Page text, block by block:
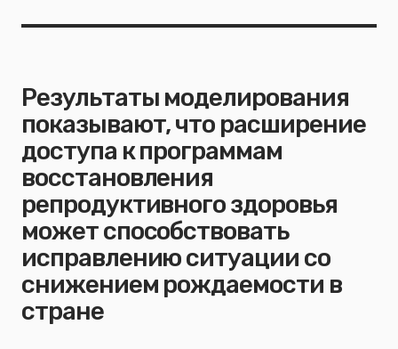
Результаты моделирования
показывают, что расширение
доступа к программам
восстановления
репродуктивного здоровья
может способствовать
исправлению ситуации со
снижением рождаемости в
стране